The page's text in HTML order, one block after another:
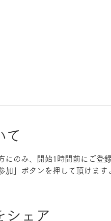
て
にのみ、開始1時間前にご登
加」ボタンを押して頂けます
シェア